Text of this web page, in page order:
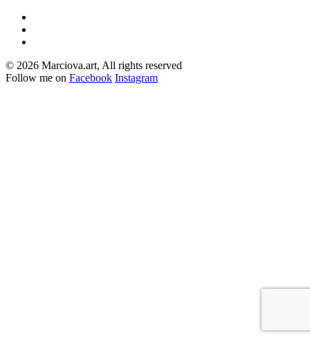
© 2026 Marciova.art, All rights reserved
Follow me on Facebook Instagram